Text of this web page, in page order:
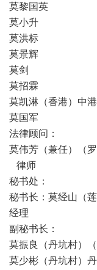
莫黎国英
莫小升
莫洪标
莫景辉
莫剑
莫招霖
莫凯淋（香港）中
莫国军
法律顾问：
莫伟芳（兼任）
律师
秘书处：
秘书长：莫经山（
经理
副秘书长：
莫振良（丹坑村）
莫少彬（丹坑村）